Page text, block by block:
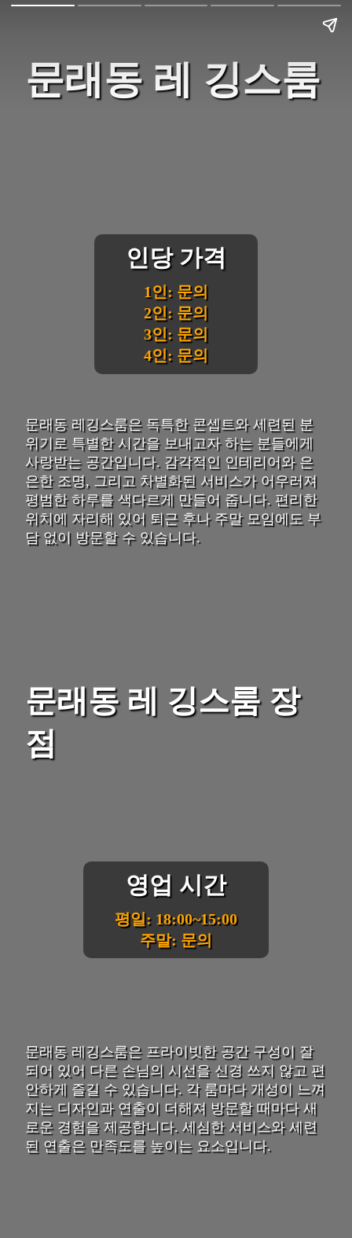
문래동 레 깅스룸
인당 가격
1인: 문의
2인: 문의
3인: 문의
4인: 문의
문래동 레깅스룸은 독특한 콘셉트와 세련된 분
위기로 특별한 시간을 보내고자 하는 분들에게
사랑받는 공간입니다. 감각적인 인테리어와 은
은한 조명, 그리고 차별화된 서비스가 어우러져
평범한 하루를 색다르게 만들어 줍니다. 편리한
위치에 자리해 있어 퇴근 후나 주말 모임에도 부
담 없이 방문할 수 있습니다.
문래동 레 깅스룸 장
점
영업 시간
평일: 18:00~15:00
주말: 문의
문래동 레깅스룸은 프라이빗한 공간 구성이 잘
되어 있어 다른 손님의 시선을 신경 쓰지 않고 편
안하게 즐길 수 있습니다. 각 룸마다 개성이 느껴
지는 디자인과 연출이 더해져 방문할 때마다 새
로운 경험을 제공합니다. 세심한 서비스와 세련
된 연출은 만족도를 높이는 요소입니다.